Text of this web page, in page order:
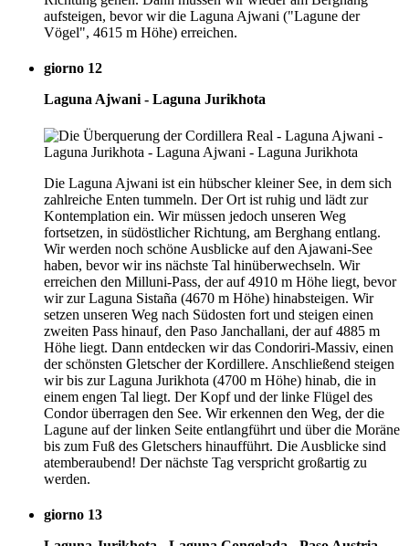
aufsteigen, bevor wir die Laguna Ajwani ("Lagune der
Vögel", 4615 m Höhe) erreichen.
giorno 12
Laguna Ajwani - Laguna Jurikhota
Die Laguna Ajwani ist ein hübscher kleiner See, in dem sich
zahlreiche Enten tummeln. Der Ort ist ruhig und lädt zur
Kontemplation ein. Wir müssen jedoch unseren Weg
fortsetzen, in südöstlicher Richtung, am Berghang entlang.
Wir werden noch schöne Ausblicke auf den Ajawani-See
haben, bevor wir ins nächste Tal hinüberwechseln. Wir
erreichen den Milluni-Pass, der auf 4910 m Höhe liegt, bevor
wir zur Laguna Sistaña (4670 m Höhe) hinabsteigen. Wir
setzen unseren Weg nach Südosten fort und steigen einen
zweiten Pass hinauf, den Paso Janchallani, der auf 4885 m
Höhe liegt. Dann entdecken wir das Condoriri-Massiv, einen
der schönsten Gletscher der Kordillere. Anschließend steigen
wir bis zur Laguna Jurikhota (4700 m Höhe) hinab, die in
einem engen Tal liegt. Der Kopf und der linke Flügel des
Condor überragen den See. Wir erkennen den Weg, der die
Lagune auf der linken Seite entlangführt und über die Moräne
bis zum Fuß des Gletschers hinaufführt. Die Ausblicke sind
atemberaubend! Der nächste Tag verspricht großartig zu
werden.
giorno 13